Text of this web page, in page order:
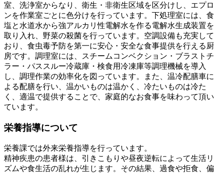
室、洗浄室からなり、衛生・非衛生区域を区分けし、エプロ
ンを作業室ごとに色分けを行っています。下処理室には、食
塩と水道水から強アルカリ性電解水を作る電解水生成装置を
取り入れ、野菜の殺菌を行っています。空調設備も充実して
おり、食虫毒予防を第一に安心・安全な食事提供を行える厨
房です。調理室には、スチームコンベクション・ブラストチ
ラー・パススルー冷蔵庫・検食用冷凍庫等調理機械を導入
し、調理作業の効率化を図っています。また、温冷配膳車に
よる配膳を行い、温かいものは温かく、冷たいものは冷た
く、適温で提供することで、家庭的なお食事を味わって頂い
ています。
栄養指導について
栄養課では外来栄養指導を行っています。
精神疾患の患者様は、引きこもりや昼夜逆転によって生活リ
ズムや食生活の乱れが生じます。その結果、過食や拒食、偏